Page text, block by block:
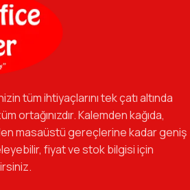
ihtiyaç duyduğunuz her
uygun fiyat avantajlarıyla bulmanızı
tutkuyla yapan, güler yüzlü ve çözüm
hedefliyoruz.
kimliğimizi yeni iş birlikleri ve global
genelinde müşteri ağımızı her
ediyoruz.
tüm ihtiyaçlarını tek çatı altında
ortağınızdır. Kalemden kağıda,
masaüstü gereçlerine kadar geniş
fiyat ve stok bilgisi için